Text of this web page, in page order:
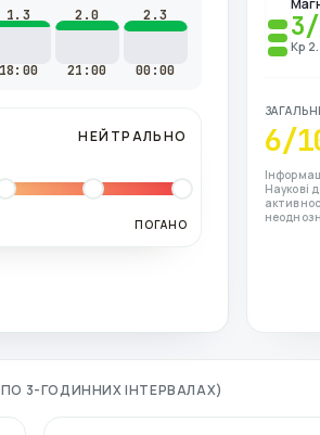
1.3
18:00
2.0
21:00
2.3
00:00
НЕЙТРАЛЬНО
ПОГАНО
3
Kp
6/
Наукові
3-ГОДИННИХ ІНТЕРВАЛАХ)